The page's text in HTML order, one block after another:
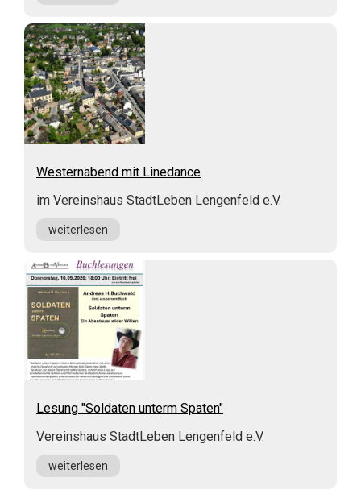
Westernabend mit Linedance
im Vereinshaus StadtLeben Lengenfeld e.V.
weiterlesen
Lesung "Soldaten unterm Spaten"
Vereinshaus StadtLeben Lengenfeld e.V.
weiterlesen